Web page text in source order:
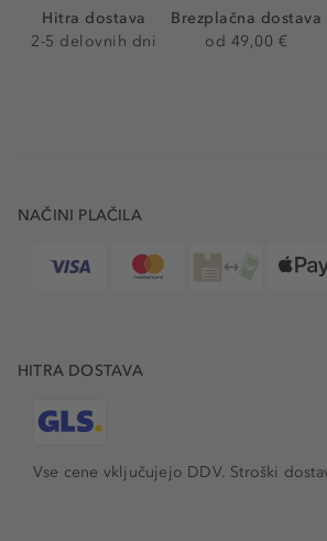
Hitra dostava
2-5 delovnih dni
Brezplačna dostava
od 49,00 €
NAČINI PLAČILA
HITRA DOSTAVA
Vse cene vključujejo DDV. Stroški